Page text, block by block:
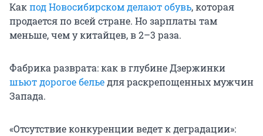
Какпод Новосибирском делают обувь, которая
продается по всей стране. Но зарплаты там
меньше, чем у китайцев, в 2–3 раза.
Фабрика разврата: как в глубине Дзержинки
шьют дорогое бельедля раскрепощенных мужчин
Запада.
«Отсутствие конкуренции ведет к деградации»: